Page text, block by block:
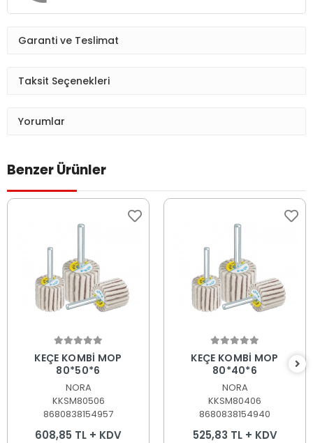
Garanti ve Teslimat
Taksit Seçenekleri
Yorumlar
Benzer Ürünler
Sepete Ekle
KEÇE KOMBİ MOP
80*50*6
NORA
KKSM80506
8680838154957
608,85 TL + KDV
Sepete Ekle
KEÇE KOMBİ MOP
80*40*6
NORA
KKSM80406
8680838154940
525,83 TL + KDV